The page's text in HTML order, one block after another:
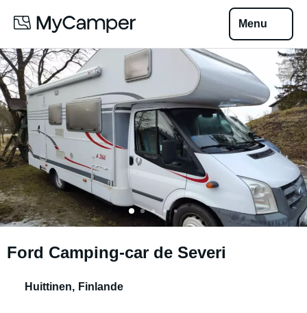
Menu
Ford Camping-car de Severi
Huittinen, Finlande